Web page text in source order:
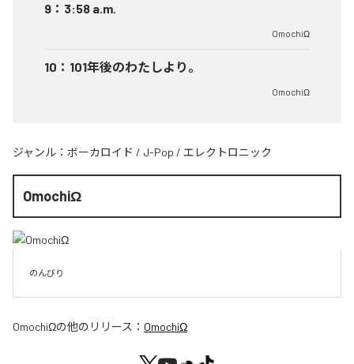
9 ： 3:58 a.m.
OmochiΩ
10 ： 101年後のわたしより。
OmochiΩ
ジャンル： ボーカロイド / J-Pop / エレクトロニック
OmochiΩ
のんびり
OmochiΩの他のリリース： OmochiΩ